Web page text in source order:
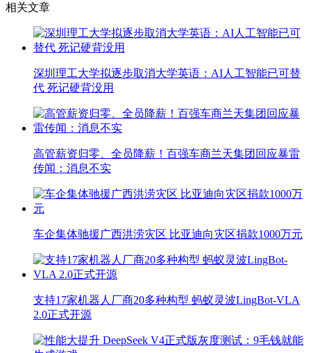
相关文章
深圳理工大学拟逐步取消大学英语：AI人工智能已可替
代 死记硬背没用
高管薪资归零、全员降薪！百强车商兰天集团回应暴雷
传闻：消息不实
车企集体驰援广西洪涝灾区 比亚迪向灾区捐款1000万元
支持17家机器人厂商20多种构型 蚂蚁灵波LingBot-VLA
2.0正式开源